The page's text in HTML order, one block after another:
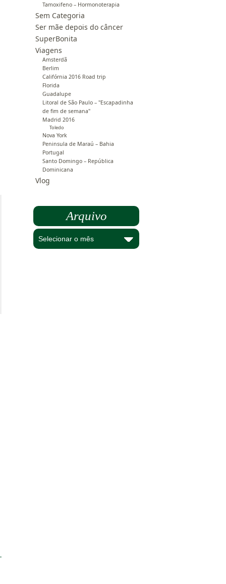
Tamoxifeno – Hormonoterapia
Sem Categoria
Ser mãe depois do câncer
SuperBonita
Viagens
Amsterdã
Berlim
Califórnia 2016 Road trip
Florida
Guadalupe
Litoral de São Paulo – "Escapadinha
de fim de semana"
Madrid 2016
Toledo
Nova York
Peninsula de Maraú – Bahia
Portugal
Santo Domingo – República
Dominicana
Vlog
Arquivo
Arquivo